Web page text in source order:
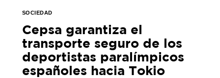
SOCIEDAD
Cepsa garantiza el
transporte seguro de los
deportistas paralímpicos
españoles hacia Tokio